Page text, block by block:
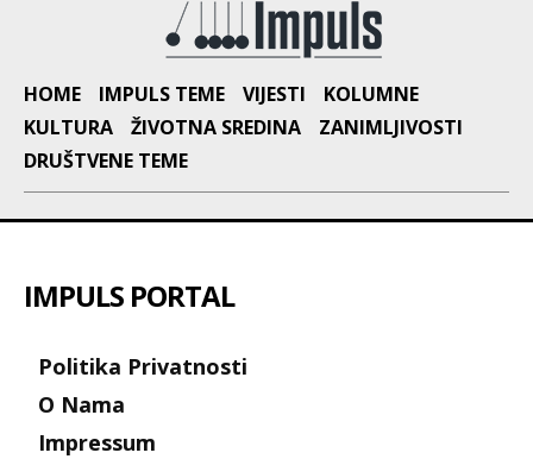
HOME IMPULS TEME VIJESTI
KOLUMNE
KULTURA
ŽIVOTNA SREDINA
ZANIMLJIVOSTI
DRUŠTVENE TEME
IMPULS PORTAL
Politika Privatnosti
O Nama
Impressum